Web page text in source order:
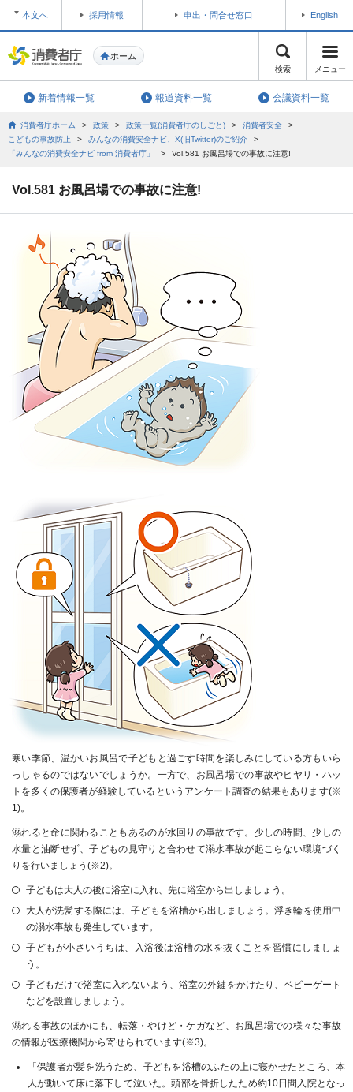
ホーム
本文へ 採用情報 申出・問合せ窓口 English
メニュー
検索
新着情報一覧 報道資料一覧 会議資料一覧
消費者庁ホーム > 政策 > 政策一覧(消費者庁のしごと) > 消費者安全
>
こどもの事故防止
> みんなの消費安全ナビ、X(旧Twitter)のご紹介
>
「みんなの消費安全ナビ from 消費者庁」
> Vol.581 お風呂場での事故に注意!
Vol.581 お風呂場での事故に注意!
寒い季節、温かいお風呂で子どもと過ごす時間を楽しみにしている方もいら
っしゃるのではないでしょうか。一方で、お風呂場での事故やヒヤリ・ハッ
トを多くの保護者が経験しているというアンケート調査の結果もあります(※
1)。
溺れると命に関わることもあるのが水回りの事故です。少しの時間、少しの
水量と油断せず、子どもの見守りと合わせて溺水事故が起こらない環境づく
りを行いましょう(※2)。
子どもは大人の後に浴室に入れ、先に浴室から出しましょう。
大人が洗髪する際には、子どもを浴槽から出しましょう。浮き輪を使用中
の溺水事故も発生しています。
子どもが小さいうちは、入浴後は浴槽の水を抜くことを習慣にしましょ
う。
子どもだけで浴室に入れないよう、浴室の外鍵をかけたり、ベビーゲート
などを設置しましょう。
溺れる事故のほかにも、転落・やけど・ケガなど、お風呂場での様々な事故
の情報が医療機関から寄せられています(※3)。
「保護者が髪を洗うため、子どもを浴槽のふたの上に寝かせたところ、本
人が動いて床に落下して泣いた。頭部を骨折したため約10日間入院となっ